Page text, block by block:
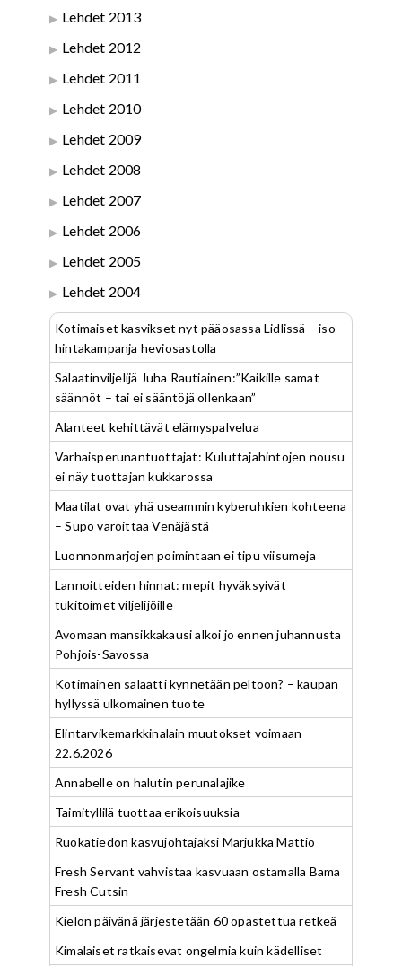
Lehdet 2013
Lehdet 2012
Lehdet 2011
Lehdet 2010
Lehdet 2009
Lehdet 2008
Lehdet 2007
Lehdet 2006
Lehdet 2005
Lehdet 2004
Kotimaiset kasvikset nyt pääosassa Lidlissä – iso
hintakampanja heviosastolla
Salaatinviljelijä Juha Rautiainen:”Kaikille samat
säännöt – tai ei sääntöjä ollenkaan”
Alanteet kehittävät elämyspalvelua
Varhaisperunantuottajat: Kuluttajahintojen nousu
ei näy tuottajan kukkarossa
Maatilat ovat yhä useammin kyberuhkien kohteena
– Supo varoittaa Venäjästä
Luonnonmarjojen poimintaan ei tipu viisumeja
Lannoitteiden hinnat: mepit hyväksyivät
tukitoimet viljelijöille
Avomaan mansikkakausi alkoi jo ennen juhannusta
Pohjois-Savossa
Kotimainen salaatti kynnetään peltoon? – kaupan
hyllyssä ulkomainen tuote
Elintarvikemarkkinalain muutokset voimaan
22.6.2026
Annabelle on halutin perunalajike
Taimityllilä tuottaa erikoisuuksia
Ruokatiedon kasvujohtajaksi Marjukka Mattio
Fresh Servant vahvistaa kasvuaan ostamalla Bama
Fresh Cutsin
Kielon päivänä järjestetään 60 opastettua retkeä
Kimalaiset ratkaisevat ongelmia kuin kädelliset